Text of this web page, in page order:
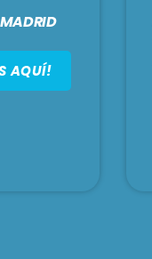
AQUÍ!